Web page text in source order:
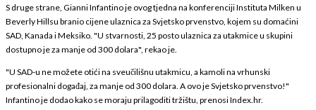
S druge strane, Gianni Infantino je ovog tjedna na konferenciji Instituta Milken u
Beverly Hillsu branio cijene ulaznica za Svjetsko prvenstvo, kojem su domaćini
SAD, Kanada i Meksiko. "U stvarnosti, 25 posto ulaznica za utakmice u skupini
dostupno je za manje od 300 dolara", rekao je.
"U SAD-u ne možete otići na sveučilišnu utakmicu, a kamoli na vrhunski
profesionalni događaj, za manje od 300 dolara. A ovo je Svjetsko prvenstvo!"
Infantino je dodao kako se moraju prilagoditi tržištu, prenosi Index.hr.